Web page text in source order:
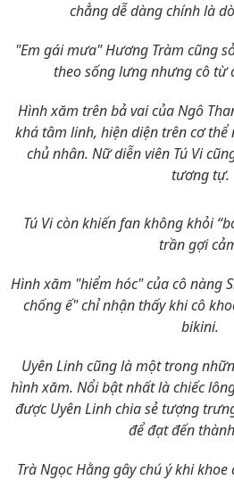
chẳng dễ dàng chính là
"Em gái mưa" Hương Tràm cũng
theo sống lưng nhưng cô từ
Hình xăm trên bả vai của Ngô
khá tâm linh, hiện diện trên cơ
chủ nhân. Nữ diễn viên Tú Vi
tương tự.
Tú Vi còn khiến fan không khỏi
trần gợi
Hình xăm "hiểm hóc" của cô nàng
chống ế" chỉ nhận thấy khi cô
bikini.
Uyên Linh cũng là một trong
hình xăm. Nổi bật nhất là chiếc
được Uyên Linh chia sẻ tượng
để đạt đến
Trà Ngọc Hằng gây chú ý khi